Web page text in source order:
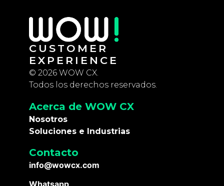
CUSTOMER
EXPERIENCE
© 2026 WOW CX.
Todos los derechos reservados.
Acerca de WOW CX
Nosotros
Soluciones e Industrias
Contacto
info@wowcx.com